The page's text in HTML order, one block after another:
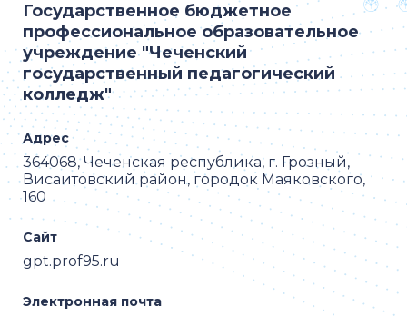
Государственное бюджетное
профессиональное образовательное
учреждение "Чеченский
государственный педагогический
колледж"
Адрес
364068, Чеченская республика, г. Грозный,
Висаитовский район, городок Маяковского,
160
Сайт
gpt.prof95.ru
Электронная почта